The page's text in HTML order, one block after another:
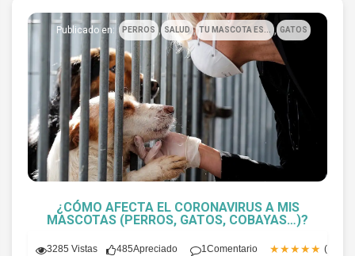
¿CÓMO AFECTA EL CORONAVIRUS A MIS
MASCOTAS (PERROS, GATOS, COBAYAS…)?
3285 Vistas 485Apreciado 1 Comentario ★★★★★ (5.0)
Publicado en: PERROS , SALUD , TU MASCOTA ES... , GATOS